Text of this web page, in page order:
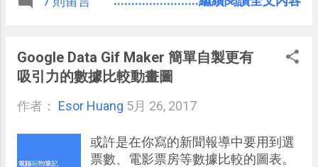
是增進工作效率的技巧，或者是 專案
一種什麼方法呢？我就以時間管理中
的一種技巧：「 想像你要達成的最終
成什麼目的？ 我認為是：
Google Data Gif Maker 簡單自製更有
吸引力的數據比較動畫圖
作者： Esor Huang 5月 26, 2017
或許是在你寫的新聞報導中要用到選
票數、電影票房等數據比較的圖表。